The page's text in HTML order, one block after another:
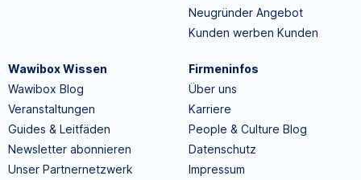
Neugründer Angebot
Kunden werben Kunden
Wawibox Wissen
Wawibox Blog
Veranstaltungen
Guides & Leitfäden
Newsletter abonnieren
Unser Partnernetzwerk
Firmeninfos
Über uns
Karriere
People & Culture Blog
Datenschutz
Impressum